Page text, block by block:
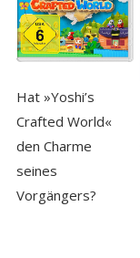
Hat »Yoshi’s
Crafted World«
den Charme
seines
Vorgängers?